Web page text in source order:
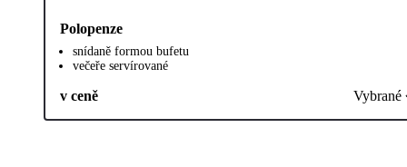
Polopenze
snídaně formou bufetu
večeře servírované
v ceně Vybrané